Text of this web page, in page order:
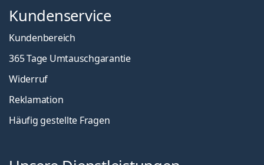
Kundenservice
Kundenbereich
365 Tage Umtauschgarantie
Widerruf
Reklamation
Häufig gestellte Fragen